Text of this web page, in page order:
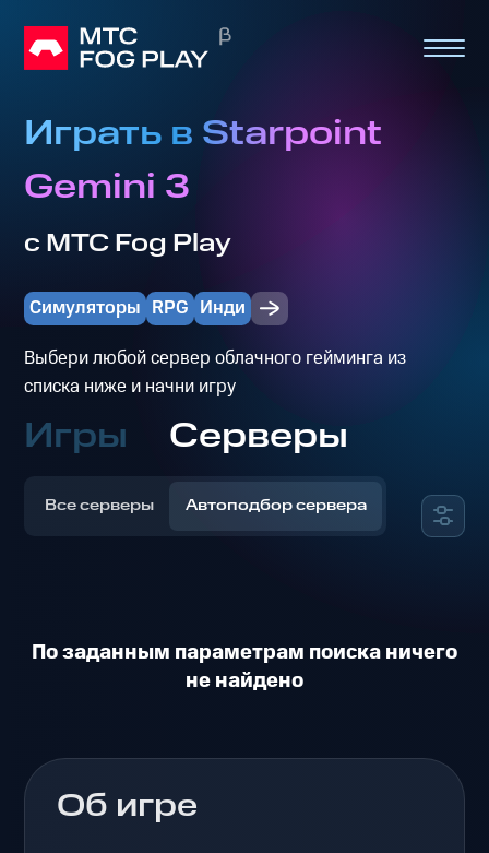
Играть в Starpoint
Gemini 3
с МТС Fog Play
Симуляторы RPG Инди
Выбери любой сервер облачного гейминга из
списка ниже и начни игру
Игры Серверы
Все серверы Автоподбор сервера
По заданным параметрам поиска ничего
не найдено
Об игре